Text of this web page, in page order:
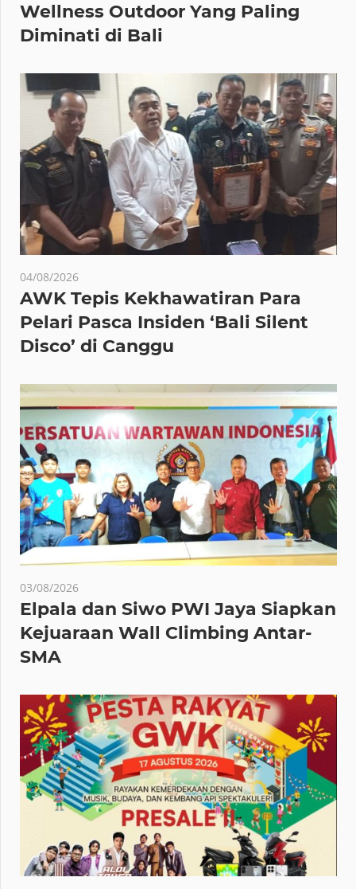
Wellness Outdoor Yang Paling
Diminati di Bali
04/08/2026
AWK Tepis Kekhawatiran Para
Pelari Pasca Insiden ‘Bali Silent
Disco’ di Canggu
03/08/2026
Elpala dan Siwo PWI Jaya Siapkan
Kejuaraan Wall Climbing Antar-
SMA